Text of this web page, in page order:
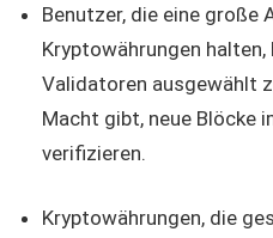
Benutzer, die eine große
Kryptowährungen halten,
Validatoren ausgewählt
Macht gibt, neue Blöcke
verifizieren.
Kryptowährungen, die